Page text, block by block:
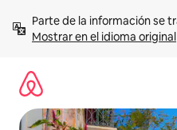
contenidoMostrar en el idioma original